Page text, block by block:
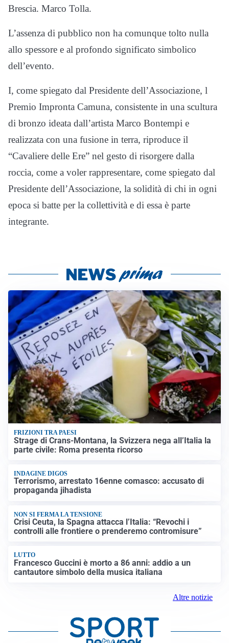
Brescia. Marco Tolla.
L’assenza di pubblico non ha comunque tolto nulla
allo spessore e al profondo significato simbolico
dell’evento.
I, come spiegato dal Presidente dell’Associazione, l
Premio Impronta Camuna, consistente in una scultura
di bronzo ideata dall’artista Marco Bontempi e
realizzata con una fusione in terra, riproduce il
“Cavaliere delle Ere” nel gesto di risorgere dalla
roccia, come a voler rappresentare, come spiegato dal
Presidente dell’Associazione, la solidità di chi in ogni
epoca si batte per la collettività e di essa è parte
integrante.
FRIZIONI TRA PAESI
Strage di Crans-Montana, la Svizzera nega all’Italia la
parte civile: Roma presenta ricorso
INDAGINE DIGOS
Terrorismo, arrestato 16enne comasco: accusato di
propaganda jihadista
NON SI FERMA LA TENSIONE
Crisi Ceuta, la Spagna attacca l’Italia: “Revochi i
controlli alle frontiere o prenderemo contromisure”
LUTTO
Francesco Guccini è morto a 86 anni: addio a un
cantautore simbolo della musica italiana
Altre notizie